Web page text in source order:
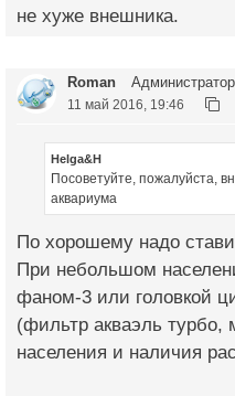
не хуже внешника.
Roman Администратор
11 май 2016, 19:46
Helga&H
Посоветуйте, пожалуйста,
аквариума
По хорошему надо
При небольшом
фаном-3 или головкой
(фильтр акваэль турбо,
населения и наличия